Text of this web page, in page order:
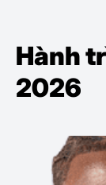
Hành
2026